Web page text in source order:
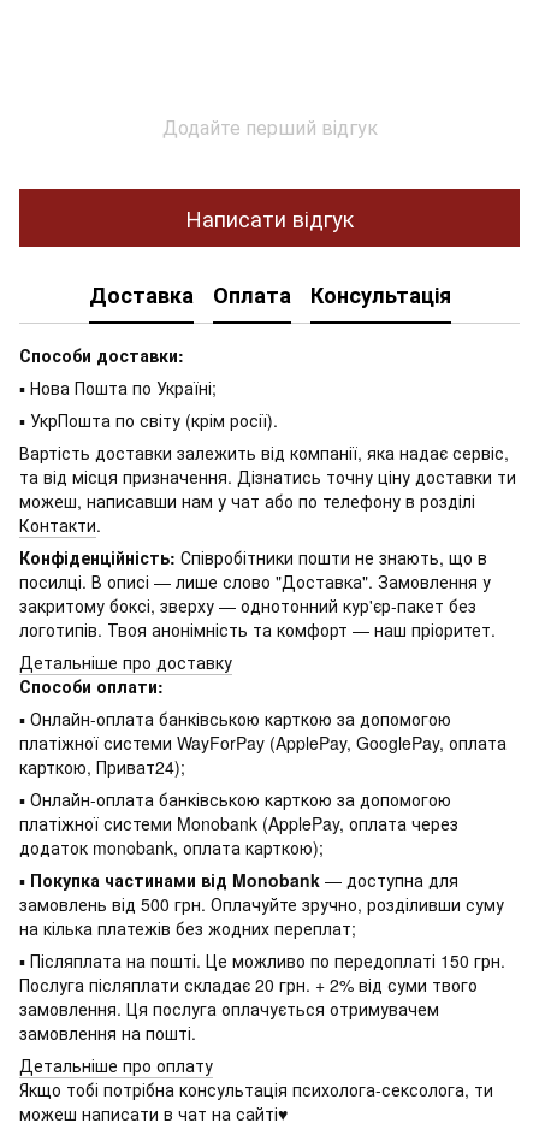
Додайте перший відгук
Написати відгук
Доставка Оплата Консультація
Способи доставки:
▪ Нова Пошта по Україні;
▪ УкрПошта по світу (крім росії).
Вартість доставки залежить від компанії, яка надає сервіс,
та від місця призначення. Дізнатись точну ціну доставки ти
можеш, написавши нам у чат або по телефону в розділі
Контакти.
Конфіденційність: Співробітники пошти не знають, що в
посилці. В описі — лише слово "Доставка". Замовлення у
закритому боксі, зверху — однотонний кур'єр-пакет без
логотипів. Твоя анонімність та комфорт — наш пріоритет.
Детальніше про доставку
Способи оплати:
▪ Онлайн-оплата банківською карткою за допомогою
платіжної системи WayForPay (ApplePay, GooglePay, оплата
карткою, Приват24);
▪ Онлайн-оплата банківською карткою за допомогою
платіжної системи Monobank (ApplePay, оплата через
додаток monobank, оплата карткою);
▪ Покупка частинами від Monobank — доступна для
замовлень від 500 грн. Оплачуйте зручно, розділивши суму
на кілька платежів без жодних переплат;
▪ Післяплата на пошті. Це можливо по передоплаті 150 грн.
Послуга післяплати складає 20 грн. + 2% від суми твого
замовлення. Ця послуга оплачується отримувачем
замовлення на пошті.
Детальніше про оплату
Якщо тобі потрібна консультація психолога-сексолога, ти
можеш написати в чат на сайті♥